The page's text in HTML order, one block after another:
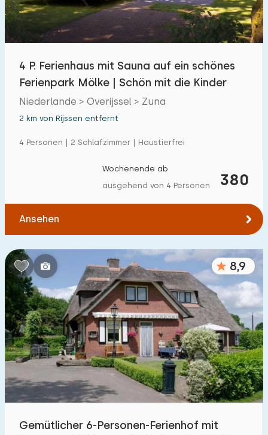
4 P. Ferienhaus mit Sauna auf ein schönes
Ferienpark Mölke | Schön mit die Kinder
Niederlande > Overijssel > Zuna
2 km von Rijssen entfernt
4 Personen | 2 Schlafzimmer | Haustierfrei
380
Wochenende ab
ausgehend von 4 Personen
Ansehen
8,9
Gemütlicher 6-Personen-Ferienhof mit